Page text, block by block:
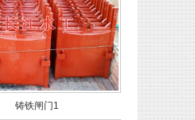
铸铁闸门1